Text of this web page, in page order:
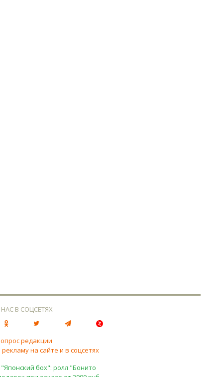
В СОЦСЕТЯХ
редакции
на сайте и в соцсетях
бох": ролл "Бонито